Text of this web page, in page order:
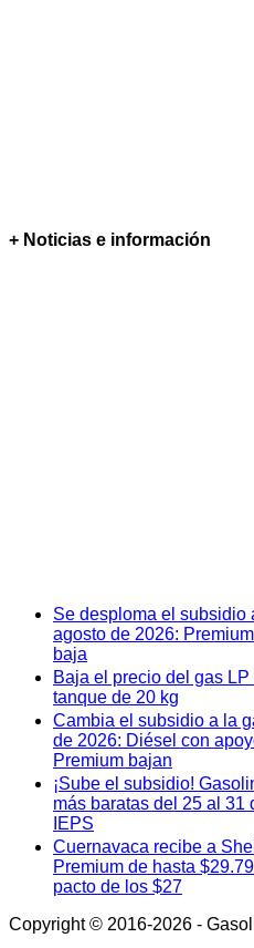
+ Noticias e información
Se desploma el subsidio
agosto de 2026:
baja
Baja el precio del gas
tanque de 20 kg
Cambia el subsidio a la
de 2026: Diésel con
Premium bajan
¡Sube el subsidio!
más baratas del 25 al 31
IEPS
Cuernavaca recibe a
Premium de hasta
pacto de los $27
Copyright © 2016-2026 -